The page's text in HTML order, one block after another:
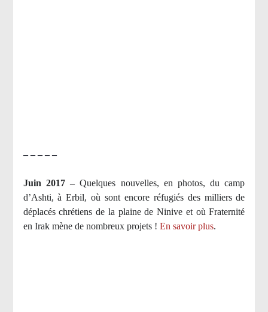
– – – – –
Juin 2017 –Quelques nouvelles, en photos, du camp
d’Ashti, à Erbil, où sont encore réfugiés des milliers de
déplacés chrétiens de la plaine de Ninive et où Fraternité
en Irak mène de nombreux projets ! En savoir plus.